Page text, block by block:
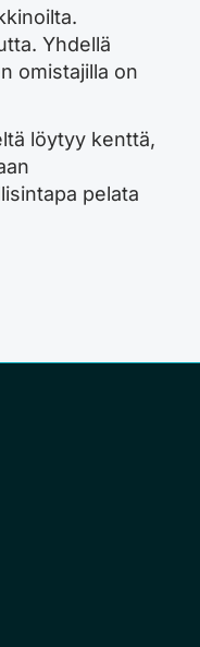
Yhdellä
omistajilla on
löytyy kenttä,
pelata